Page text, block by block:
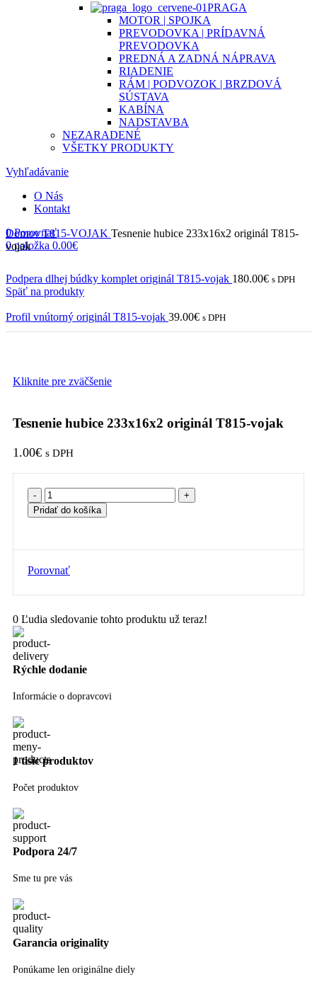
PRAGA
MOTOR | SPOJKA
PREVODOVKA | PRÍDAVNÁ
PREVODOVKA
PREDNÁ A ZADNÁ NÁPRAVA
RIADENIE
RÁM | PODVOZOK | BRZDOVÁ
SÚSTAVA
KABÍNA
NADSTAVBA
NEZARADENÉ
VŠETKY PRODUKTY
Vyhľadávanie
O Nás
Kontakt
0 Porovnať
0položka 0.00€
DomovT815-VOJAK Tesnenie hubice 233x16x2 originál T815-
vojak
Podpera dlhej búdky komplet originál T815-vojak 180.00€ s DPH
Späť na produkty
Profil vnútorný originál T815-vojak 39.00€ s DPH
Kliknite pre zväčšenie
Tesnenie hubice 233x16x2 originál T815-vojak
1.00€ s DPH
množstvo
Tesnenie
hubice
vojak
Pridať do košíka
Porovnať
0 Ľudia sledovanie tohto produktu už teraz!
Rýchle dodanie
Informácie o dopravcovi
1 tisíc produktov
Počet produktov
Podpora 24/7
Sme tu pre vás
Garancia originality
Ponúkame len originálne diely